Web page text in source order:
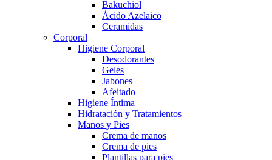
Bakuchiol
Ácido Azelaico
Ceramidas
Corporal
Higiene Corporal
Desodorantes
Geles
Jabones
Afeitado
Higiene Íntima
Hidratación y Tratamientos
Manos y Pies
Crema de manos
Crema de pies
Plantillas para pies